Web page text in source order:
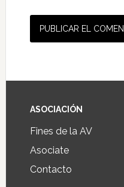
ASOCIACIÓN
Fines de la AV
Asociate
Contacto